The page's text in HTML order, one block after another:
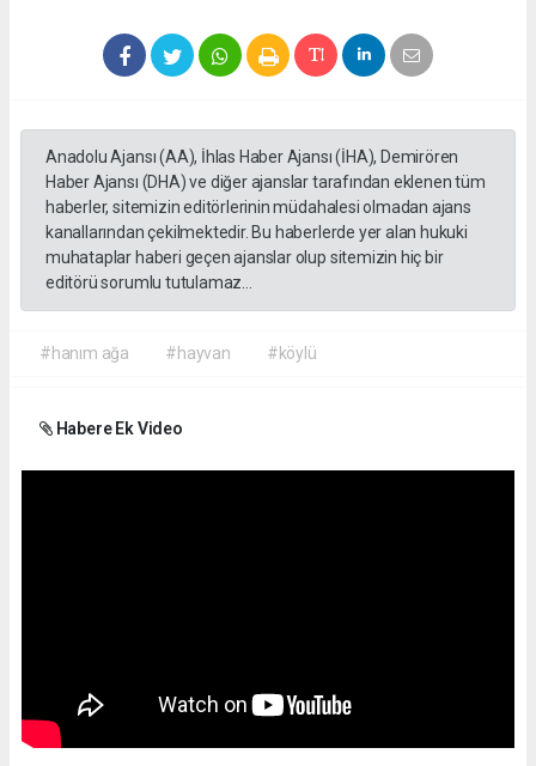
Anadolu Ajansı (AA), İhlas Haber Ajansı (İHA), Demirören
Haber Ajansı (DHA) ve diğer ajanslar tarafından eklenen tüm
haberler, sitemizin editörlerinin müdahalesi olmadan ajans
kanallarından çekilmektedir. Bu haberlerde yer alan hukuki
muhataplar haberi geçen ajanslar olup sitemizin hiç bir
editörü sorumlu tutulamaz...
#hanım ağa #hayvan #köylü
Habere Ek Video